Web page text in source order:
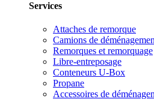
Services
Attaches de remorque
Camions de
Remorques et remorquage
Libre-entreposage
Conteneurs U-Box
Propane
Accessoires de